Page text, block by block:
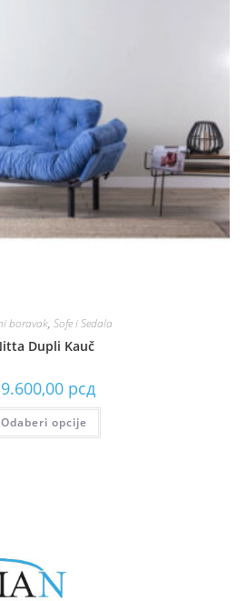
boravak, Sofe i Sedala
Dupli Kauč
рсд
Odaberi opcije